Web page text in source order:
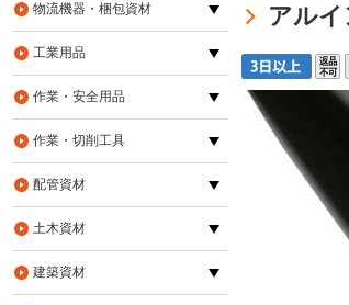
アル
物流機器・梱包資材
工業用品
作業・安全用品
作業・切削工具
配管資材
土木資材
建築資材